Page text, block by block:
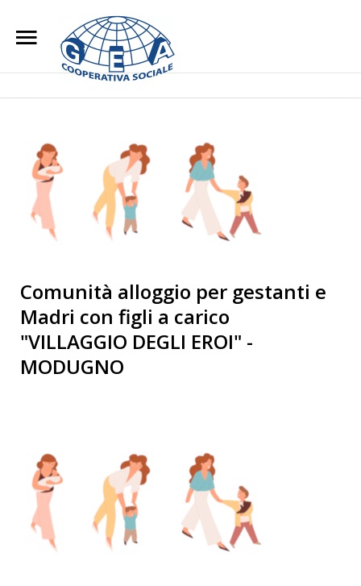
Home
L'impegno Sociale
Opere di Carità
Attività
Lavora con noi
Contatti
Comunità alloggio per gestanti e
Madri con figli a carico
"VILLAGGIO DEGLI EROI" -
MODUGNO